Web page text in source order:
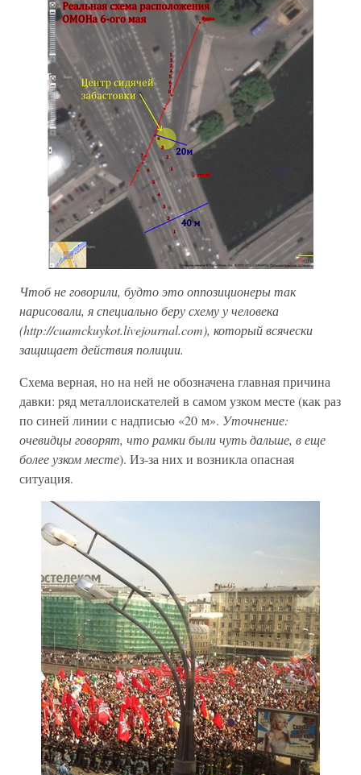
Чтоб не говорили, будто это оппозиционеры так
нарисовали, я специально беру схему у человека
(http://cuamckuykot.livejournal.com), который всячески
защищает действия полиции.
Схема верная, но на ней не обозначена главная причина
давки: ряд металлоискателей в самом узком месте (как раз
по синей линии с надписью «20 м». Уточнение:
очевидцы говорят, что рамки были чуть дальше, в еще
более узком месте). Из-за них и возникла опасная
ситуация.